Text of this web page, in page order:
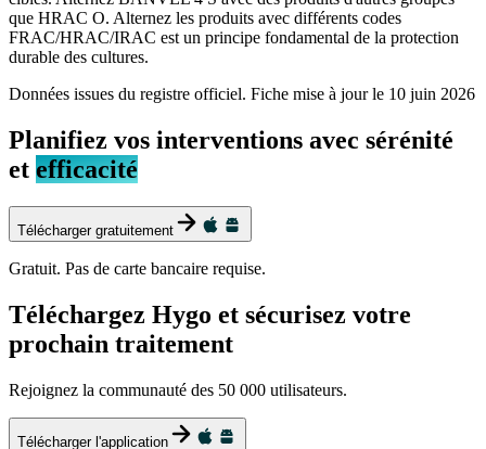
que HRAC O. Alternez les produits avec différents codes
FRAC/HRAC/IRAC est un principe fondamental de la protection
durable des cultures.
Données issues du registre officiel. Fiche mise à jour le 10 juin 2026
Planifiez vos interventions avec sérénité
et efficacité
Télécharger gratuitement
Gratuit. Pas de carte bancaire requise.
Téléchargez Hygo et sécurisez votre
prochain traitement
Rejoignez la communauté des 50 000 utilisateurs.
Télécharger l'application